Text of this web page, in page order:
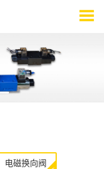
电磁换向阀